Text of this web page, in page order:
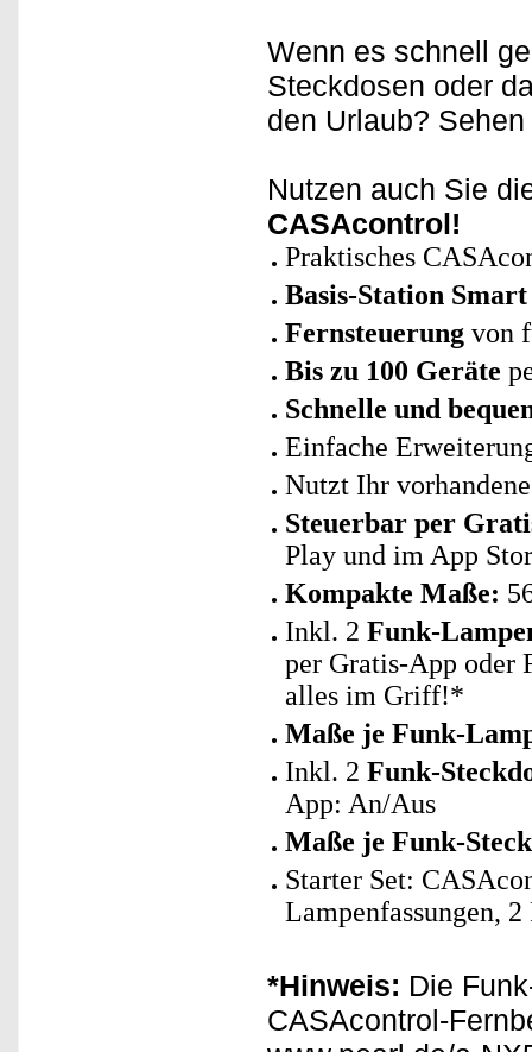
Wenn es schnell
Steckdosen oder
den Urlaub?
Nutzen auch Sie
CASAcontrol!
Praktisches
Basis-Station
Fernsteuerung von
Bis zu 100 Geräte
Schnelle und
Einfache
Nutzt Ihr
Steuerbar per
Play und im App
Kompakte Maße:
Inkl. 2 Funk-
per Gratis-App oder
alles im Griff!*
Maße je Funk-
Inkl. 2 Funk-
App: An/Aus
Maße je Funk-
Starter Set:
Lampenfassungen,
*Hinweis: Die
CASAcontrol-